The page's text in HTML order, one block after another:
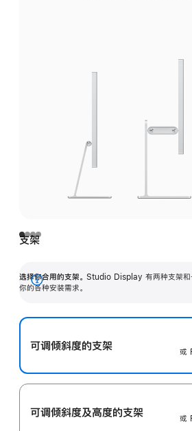
支架
选择你合用的支架。 Studio Display 有两种支架和
你的各种安装需求。
展
可调倾斜度的支架
或
可调倾斜度及高‍度的支‍架
或